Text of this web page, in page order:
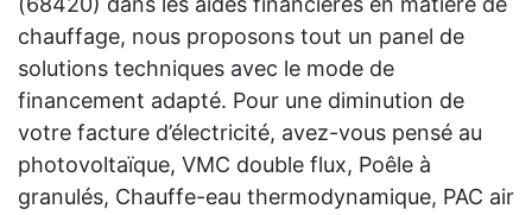
chauffage, nous proposons tout un panel de
solutions techniques avec le mode de
financement adapté. Pour une diminution de
votre facture d’électricité, avez-vous pensé au
photovoltaïque, VMC double flux, Poêle à
granulés, Chauffe-eau thermodynamique, PAC air